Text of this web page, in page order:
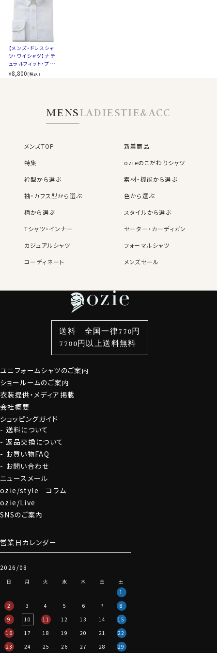
スポット商品につき再入荷はございませんのでご了承く
ださい。
41114
ください
後ろ身頃にダーツを入れて、ウエスト部分をやや絞ったス
タイルです。
適度に絞ったウエストラインは細すぎず、それでいてダボ
つきのないシルエット。
着心地を考え、細いだけのシャツとは一線を画したつくり
なサイズと同じ感覚でお選びください。
【メンズ・ドレスシャ
ツ・ワイシャツ】ナチ
ュラルフィット・プレ
ミアムコットン120
番手双糸・イージー
¥8,800(税込)
MENSLADIESTIE&ACC
メンズTOP
新着商品
特集
ozieのこだわりシャツ
衿型から選ぶ
素材・機能から選ぶ
袖・カフス型から選ぶ
色から選ぶ
柄から選ぶ
スタイルから選ぶ
Tシャツ・インナー
セーター・カーディガン
カジュアルシャツ
フォーマルシャツ
コーディネート
メンズセール
袖・カフス型から選ぶ
色から選ぶ
柄から選ぶ
スタイルから選ぶ
カジュアルシャツ
定番シャツ
カフスボタン
サスペンダー
財布・名刺入れ
バッグ
ストール・マフラー
グローブ
ユニフォームシャツのご案内
ショールームのご案内
衣装提供・メディア掲載
会社概要
ショッピングガイド
送料について
返品交換について
お買い物FAQ
お問い合わせ
ニュースメール
ozie/style コラム
ozie/Live
SNSのご案内
営業日カレンダー
2026/08
日 月 火 水 木 金
土
1
2
3 4 5 6 7
8
9
10 11 12 13 14
15
16
17 18 19 20 21
22
23
24 25 26 27 28 29
送料 全国一律770円
7700円以上送料無料